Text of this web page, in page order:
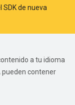
SDK de nueva
a tu idioma
pueden contener